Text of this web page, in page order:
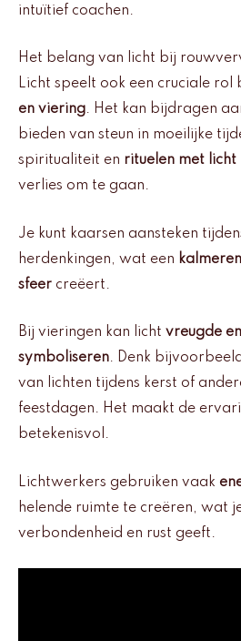
intuïtief coachen.
Het belang van licht bij
Licht speelt ook een cruciale rol
en viering. Het kan bijdragen
bieden van steun in moeilijke
spiritualiteit en rituelen met licht
verlies om te gaan.
Je kunt kaarsen aansteken
herdenkingen, wat een
sfeer creëert.
Bij vieringen kan licht vreugde
symboliseren. Denk
van lichten tijdens kerst of
feestdagen. Het maakt de
betekenisvol.
Lichtwerkers gebruiken vaak
helende ruimte te creëren, wat
verbondenheid en rust geeft.